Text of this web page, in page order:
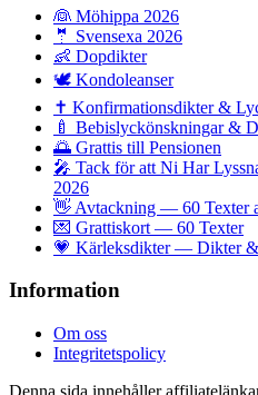
👰 Möhippa 2026
🤵 Svensexa 2026
👶 Dopdikter
🕊️ Kondoleanser
✝️ Konfirmationsdikter &
🍼 Bebislyckönskningar &
🌅 Grattis till Pensionen
🎤 Tack för att Ni Har
2026
👋 Avtackning — 60 Texter
💌 Grattiskort — 60 Texter
💗 Kärleksdikter — Dikter
Information
Om oss
Integritetspolicy